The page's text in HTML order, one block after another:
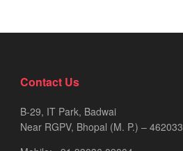
Contact Us
B-29, IT Park, Badwai
Near RGPV, Bhopal (M. P.) – 462033